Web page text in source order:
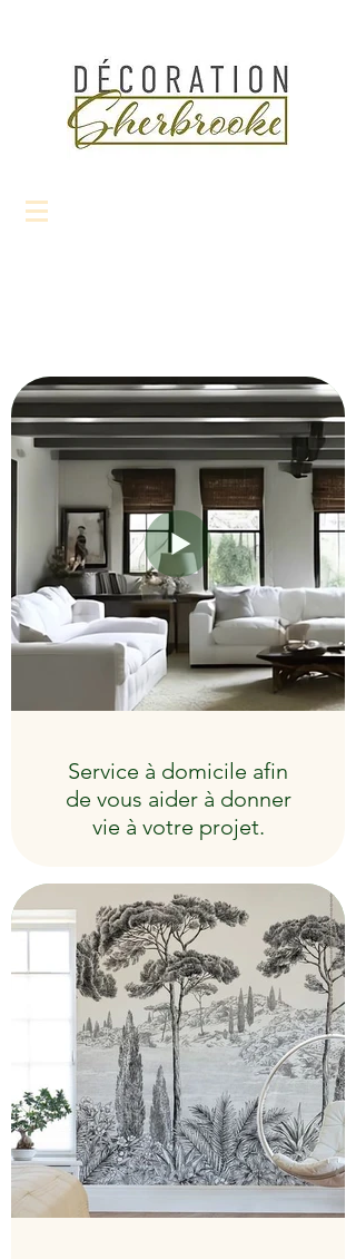
OSEZ VOUS
DISTINGUE
Service à domicile afin
de vous aider à donner
vie à votre projet.